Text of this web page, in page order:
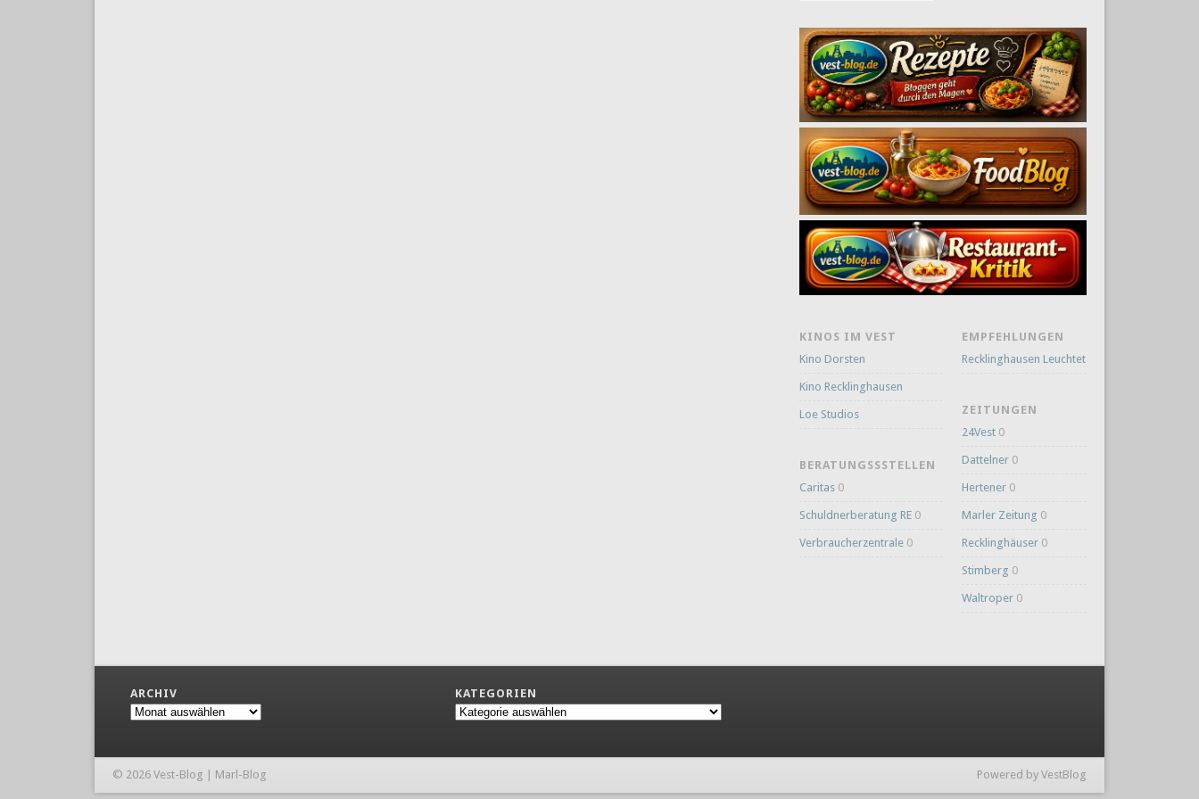
KINOS IM VEST
Kino Dorsten
Kino Recklinghausen
Loe Studios
BERATUNGSSSTELLEN
Caritas 0
Schuldnerberatung RE 0
Verbraucherzentrale 0
EMPFEHLUNGEN
Recklinghausen Leuchtet
ZEITUNGEN
24Vest 0
Dattelner 0
Hertener 0
Marler Zeitung 0
Recklinghäuser 0
Stimberg 0
Waltroper 0
ARCHIV
Archiv
KATEGORIEN
Kategorien
© 2026 Vest-Blog | Marl-Blog Powered by VestBlog